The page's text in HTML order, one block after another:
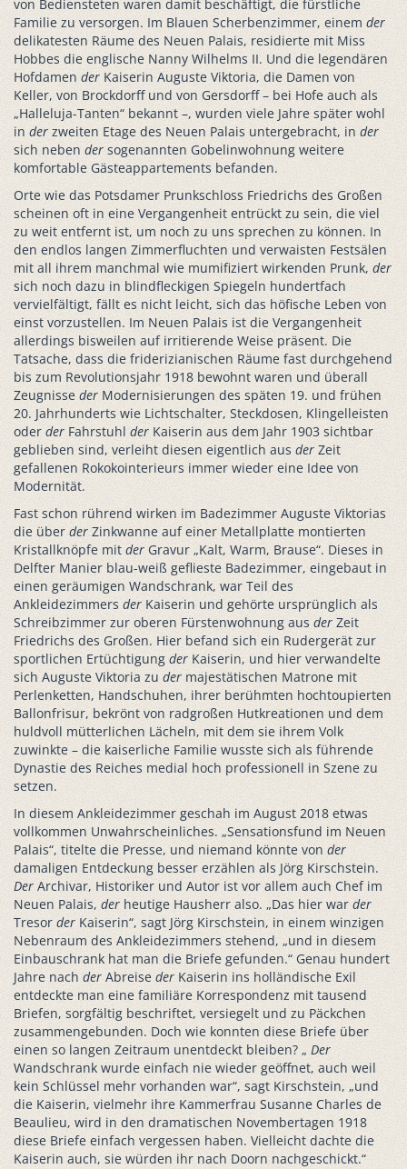
von Bediensteten waren damit beschäftigt, die fürstliche
Familie zu versorgen. Im Blauen Scherbenzimmer, einem der
delikatesten Räume des Neuen Palais, residierte mit Miss
Hobbes die englische Nanny Wilhelms II. Und die legendären
Hofdamen der Kaiserin Auguste Viktoria, die Damen von
Keller, von Brockdorff und von Gersdorff – bei Hofe auch als
„Halleluja-Tanten“ bekannt –, wurden viele Jahre später wohl
in der zweiten Etage des Neuen Palais untergebracht, in der
sich neben der sogenannten Gobelinwohnung weitere
komfortable Gästeappartements befanden.
Orte wie das Potsdamer Prunkschloss Friedrichs des Großen
scheinen oft in eine Vergangenheit entrückt zu sein, die viel
zu weit entfernt ist, um noch zu uns sprechen zu können. In
den endlos langen Zimmerfluchten und verwaisten Festsälen
mit all ihrem manchmal wie mumifiziert wirkenden Prunk, der
sich noch dazu in blindfleckigen Spiegeln hundertfach
vervielfältigt, fällt es nicht leicht, sich das höfische Leben von
einst vorzustellen. Im Neuen Palais ist die Vergangenheit
allerdings bisweilen auf irritierende Weise präsent. Die
Tatsache, dass die friderizianischen Räume fast durchgehend
bis zum Revolutionsjahr 1918 bewohnt waren und überall
Zeugnisse der Modernisierungen des späten 19. und frühen
20. Jahrhunderts wie Lichtschalter, Steckdosen, Klingelleisten
oder der Fahrstuhl der Kaiserin aus dem Jahr 1903 sichtbar
geblieben sind, verleiht diesen eigentlich aus der Zeit
gefallenen Rokokointerieurs immer wieder eine Idee von
Modernität.
Fast schon rührend wirken im Badezimmer Auguste Viktorias
die über der Zinkwanne auf einer Metallplatte montierten
Kristallknöpfe mit der Gravur „Kalt, Warm, Brause“. Dieses in
Delfter Manier blau-weiß geflieste Badezimmer, eingebaut in
einen geräumigen Wandschrank, war Teil des
Ankleidezimmers der Kaiserin und gehörte ursprünglich als
Schreibzimmer zur oberen Fürstenwohnung aus der Zeit
Friedrichs des Großen. Hier befand sich ein Rudergerät zur
sportlichen Ertüchtigung der Kaiserin, und hier verwandelte
sich Auguste Viktoria zu der majestätischen Matrone mit
Perlenketten, Handschuhen, ihrer berühmten hochtoupierten
Ballonfrisur, bekrönt von radgroßen Hutkreationen und dem
huldvoll mütterlichen Lächeln, mit dem sie ihrem Volk
zuwinkte – die kaiserliche Familie wusste sich als führende
Dynastie des Reiches medial hoch professionell in Szene zu
setzen.
In diesem Ankleidezimmer geschah im August 2018 etwas
vollkommen Unwahrscheinliches. „Sensationsfund im Neuen
Palais“, titelte die Presse, und niemand könnte von der
damaligen Entdeckung besser erzählen als Jörg Kirschstein.
Der Archivar, Historiker und Autor ist vor allem auch Chef im
Neuen Palais, der heutige Hausherr also. „Das hier war der
Tresor der Kaiserin“, sagt Jörg Kirschstein, in einem winzigen
Nebenraum des Ankleidezimmers stehend, „und in diesem
Einbauschrank hat man die Briefe gefunden.“ Genau hundert
Jahre nach der Abreise der Kaiserin ins holländische Exil
entdeckte man eine familiäre Korrespondenz mit tausend
Briefen, sorgfältig beschriftet, versiegelt und zu Päckchen
zusammengebunden. Doch wie konnten diese Briefe über
einen so langen Zeitraum unentdeckt bleiben? „ Der
Wandschrank wurde einfach nie wieder geöffnet, auch weil
kein Schlüssel mehr vorhanden war“, sagt Kirschstein, „und
die Kaiserin, vielmehr ihre Kammerfrau Susanne Charles de
Beaulieu, wird in den dramatischen Novembertagen 1918
diese Briefe einfach vergessen haben. Vielleicht dachte die
Kaiserin auch, sie würden ihr nach Doorn nachgeschickt.“